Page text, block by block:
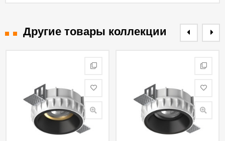
Другие товары коллекции